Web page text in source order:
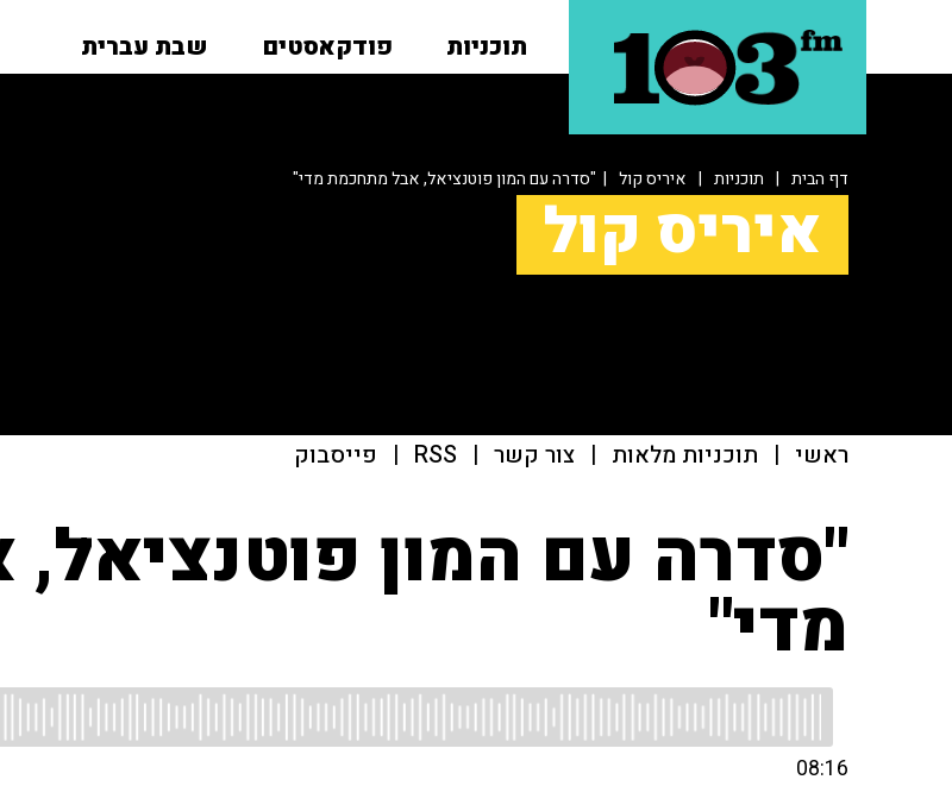
תוכניות פודקאסטים שבת עברית
דף הבית | תוכניות | איריס קול | "סדרה עם המון פוטנציאל, אבל מתחכמת מדי"
איריס קול
ראשי | תוכניות מלאות | צור קשר |
RSS
| פייסבוק
"סדרה עם המון
מדי"
08:16